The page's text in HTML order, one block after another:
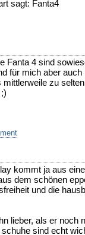
sagt: Fanta4
Fanta 4 sind
für mich aber
mittlerweile zu
kommt ja aus
dem schönen
und die
lieber, als er noch
sind echt